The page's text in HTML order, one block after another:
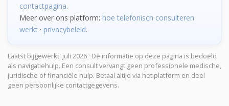
contactpagina.
Meer over ons platform: hoe telefonisch consulteren
werkt · privacybeleid.
Laatst bijgewerkt: juli 2026 · De informatie op deze pagina is bedoeld
als navigatiehulp. Een consult vervangt geen professionele medische,
juridische of financiële hulp. Betaal altijd via het platform en deel
geen persoonlijke contactgegevens.